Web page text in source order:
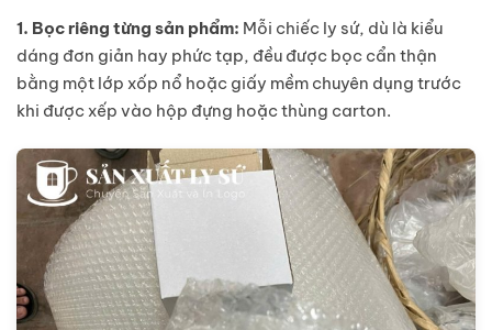
1. Bọc riêng từng sản phẩm: Mỗi chiếc ly sứ, dù là kiểu
dáng đơn giản hay phức tạp, đều được bọc cẩn thận
bằng một lớp xốp nổ hoặc giấy mềm chuyên dụng trước
khi được xếp vào hộp đựng hoặc thùng carton.